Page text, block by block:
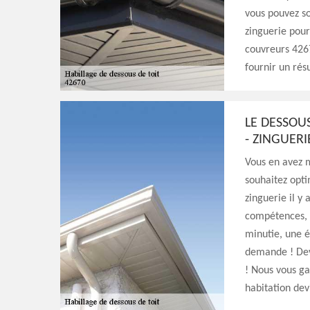
vous pouvez
zinguerie
couvreurs
fournir un
LE
-
Vous en avez
souhaitez
zinguerie il y
minutie, une
demande !
! Nous vous
habitation